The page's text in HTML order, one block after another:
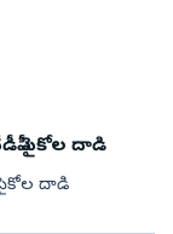
సైకోల దాడి
సైకోల దాడి